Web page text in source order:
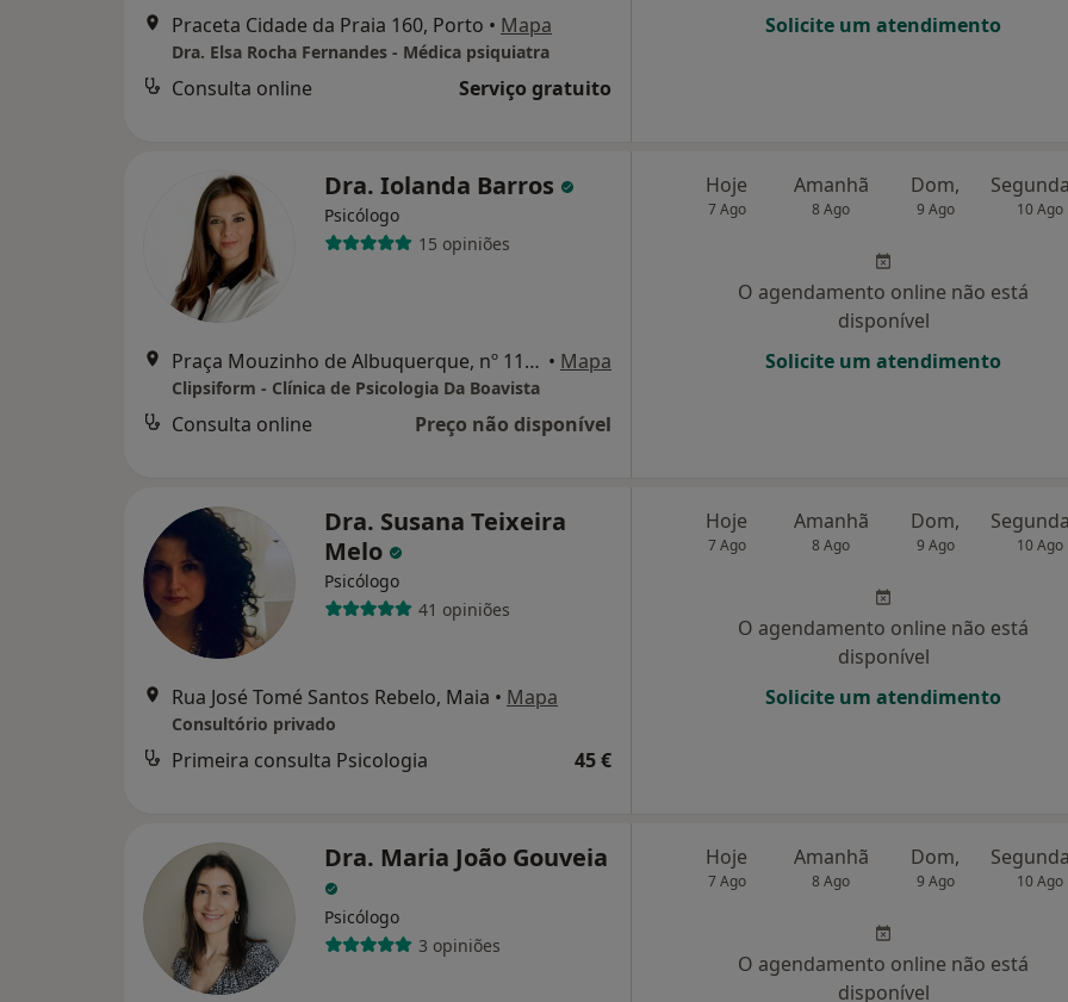
Praceta Cidade da Praia 160, Porto • Mapa
Dra. Elsa Rocha Fernandes - Médica psiquiatra
Consulta online Serviço gratuito
Solicite um atendimento
Dra. Iolanda Barros
Psicólogo
15 opiniões
Praça Mouzinho de Albuquerque, nº 113, 4º - 803A, Porto • Mapa
Clipsiform - Clínica de Psicologia Da Boavista
Consulta online Preço não disponível
Hoje
7 Ago
Amanhã
8 Ago
Dom,
9 Ago 10 Ago
O agendamento online não está
disponível
Solicite um atendimento
Dra. Susana Teixeira
Melo
Psicólogo
41 opiniões
Rua José Tomé Santos Rebelo, Maia • Mapa
Consultório privado
Primeira consulta Psicologia 45 €
Hoje
7 Ago
Amanhã
8 Ago
Dom,
9 Ago 10 Ago
O agendamento online não está
disponível
Solicite um atendimento
Dra. Maria João Gouveia
Psicólogo
3 opiniões
Hoje
7 Ago
Amanhã
8 Ago
Dom,
9 Ago 10 Ago
O agendamento online não está
disponível